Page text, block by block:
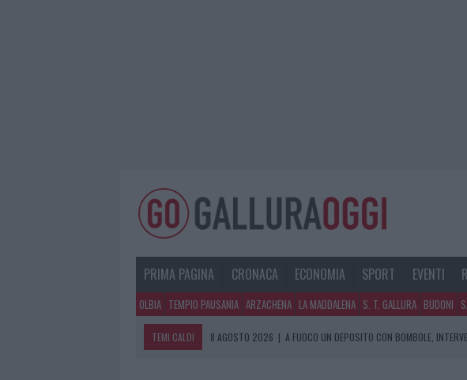
PRIMA PAGINA CRONACA ECONOMIA SPORT EVENTI
OLBIA TEMPIO PAUSANIA ARZACHENA LA MADDALENA S. T. GALLURA BUDONI
TEMI CALDI 8 AGOSTO 2026 | A FUOCO UN DEPOSITO CON BOMBOLE,